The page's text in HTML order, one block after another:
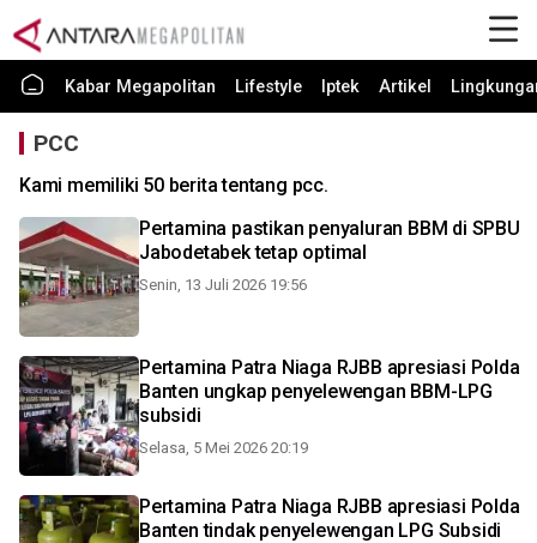
Kabar Megapolitan Lifestyle Iptek Artikel
PCC
Kami memiliki 50 berita tentang pcc.
Pertamina pastikan penyaluran BBM di SPBU
Jabodetabek tetap optimal
Senin, 13 Juli 2026 19:56
Pertamina Patra Niaga RJBB apresiasi Polda
Banten ungkap penyelewengan BBM-LPG
subsidi
Selasa, 5 Mei 2026 20:19
Pertamina Patra Niaga RJBB apresiasi Polda
Banten tindak penyelewengan LPG Subsidi